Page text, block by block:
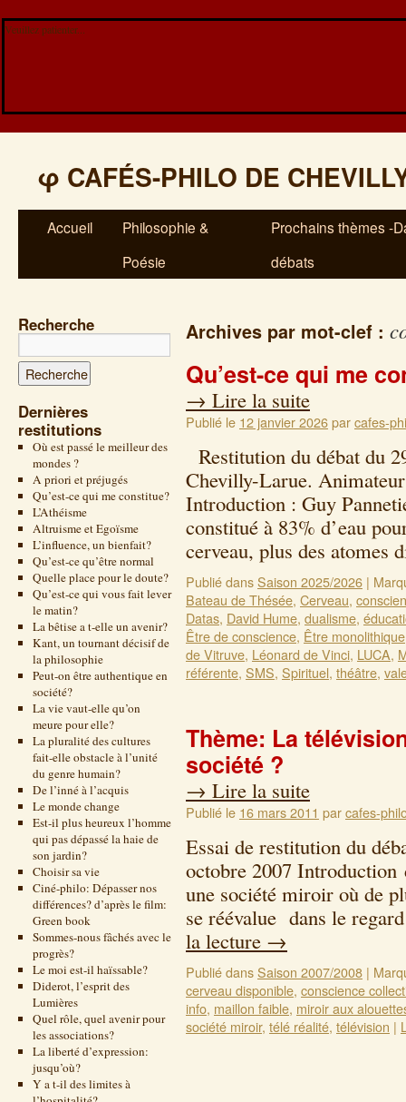
Veuillez patienter...
φ CAFÉS-PHILO DE
Accueil
Philosophie &
Poésie
Prochains thèmes -
débats
Recherche
Dernières
restitutions
Où est passé le meilleur des
mondes ?
A priori et préjugés
Qu’est-ce qui me constitue?
L’Athéisme
Altruisme et Egoïsme
L’influence, un bienfait?
Qu’est-ce qu’être normal
Quelle place pour le doute?
Qu’est-ce qui vous fait lever
le matin?
La bêtise a t-elle un avenir?
Kant, un tournant décisif de
la philosophie
Peut-on être authentique en
société?
La vie vaut-elle qu’on
meure pour elle?
La pluralité des cultures
fait-elle obstacle à l’unité
du genre humain?
De l’inné à l’acquis
Le monde change
Est-il plus heureux l’homme
qui pas dépassé la haie de
son jardin?
Choisir sa vie
Ciné-philo: Dépasser nos
différences? d’après le film:
Green book
Sommes-nous fâchés avec le
progrès?
Le moi est-il haïssable?
Diderot, l’esprit des
Lumières
Quel rôle, quel avenir pour
les associations?
La liberté d’expression:
jusqu’où?
Y a t-il des limites à
Archives par mot-clef :
Qu’est-ce qui me
→ Lire la suite
Publié le 12 janvier 2026parcafes-
Restitution du débat du
Chevilly-Larue.
Introduction : Guy
constitué à 83% d’eau
cerveau, plus des
Publié dansSaison 2025/2026 |
Bateau de Thésée, Cerveau,
Datas, David Hume, dualisme,
Être de conscience, Être monolithique
de Vitruve, Léonard de Vinci, LUCA,
référente, SMS, Spirituel, théâtre,
Thème: La
société ?
→ Lire la suite
Publié le 16 mars 2011 parcafes-
Essai de restitution du
octobre 2007 Introduction
une société miroir où de
se réévalue dans le
la lecture →
Publié dansSaison 2007/2008 |
cerveau disponible, conscience
info, maillon faible, miroir aux
société miroir, télé réalité, télévision |